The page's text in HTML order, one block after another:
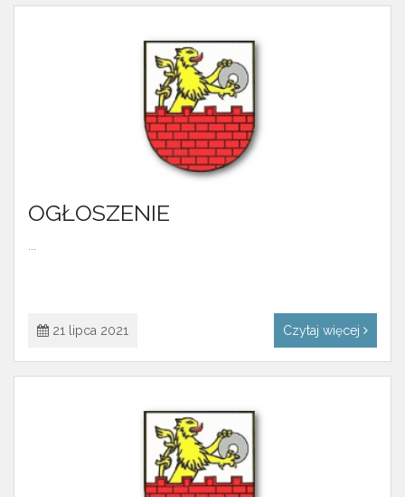
OGŁOSZENIE
...
21 lipca 2021 Czytaj więcej